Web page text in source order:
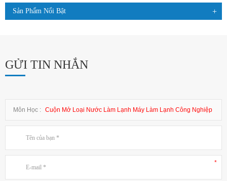
Sản Phẩm Nổi Bật
GỬI TIN NHẮN
Môn Học : Cuộn Mở Loại Nước Làm Lạnh Máy Làm Lạnh Công Nghiệp